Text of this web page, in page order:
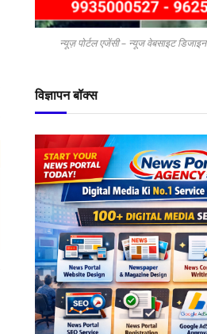
न्यूज़ पोर्टल एजेंसी – न्यूज वेबसाइट
विज्ञापन बॉक्स